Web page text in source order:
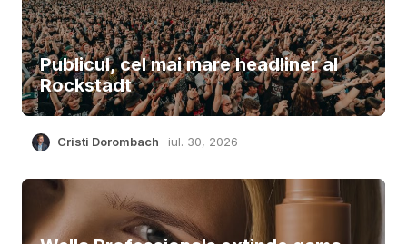
Publicul, cel mai mare headliner al
Rockstadt
Cristi Dorombach iul. 30, 2026